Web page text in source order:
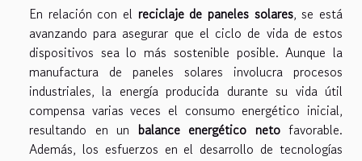
En relación con el reciclaje de paneles solares, se está
avanzando para asegurar que el ciclo de vida de estos
dispositivos sea lo más sostenible posible. Aunque la
manufactura de paneles solares involucra procesos
industriales, la energía producida durante su vida útil
compensa varias veces el consumo energético inicial,
resultando en un balance energético netofavorable.
Además, los esfuerzos en el desarrollo de tecnologías